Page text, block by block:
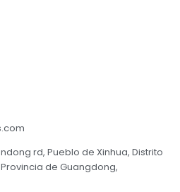
rd, Pueblo de Xinhua, Distrito
de Guangdong,